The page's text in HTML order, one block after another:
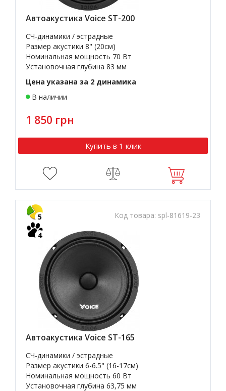
Автоакустика Voice ST-200
СЧ-динамики / эстрадные
Размер акустики 8" (20см)
Номинальная мощность 70 Вт
Установочная глубина 83 мм
Цена указана за 2 динамика
В наличии
1 850 грн
Купить в 1 клик
Код товара: spl-81619-23
5
4
Автоакустика Voice ST-165
СЧ-динамики / эстрадные
Размер акустики 6-6.5" (16-17см)
Номинальная мощность 60 Вт
Установочная глубина 63,75 мм